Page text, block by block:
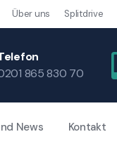
Über uns Splitdrive
865 830 70
News Kontakt